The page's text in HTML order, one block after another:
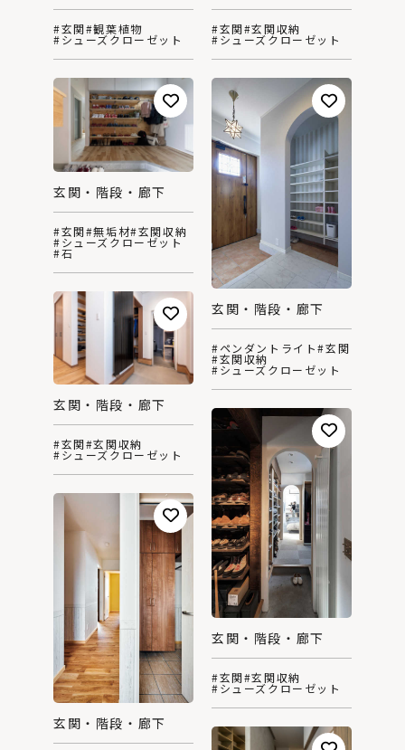
#玄関#観葉植物
#シューズクローゼット
#玄関#玄関収納
#シューズクローゼット
玄関・階段・廊下
#玄関#無垢材#玄関収納
#シューズクローゼット
#石
玄関・階段・廊下
#ペンダントライト#玄関
#玄関収納
#シューズクローゼット
玄関・階段・廊下
#玄関#玄関収納
#シューズクローゼット
玄関・階段・廊下
#玄関#玄関収納
#シューズクローゼット
玄関・階段・廊下